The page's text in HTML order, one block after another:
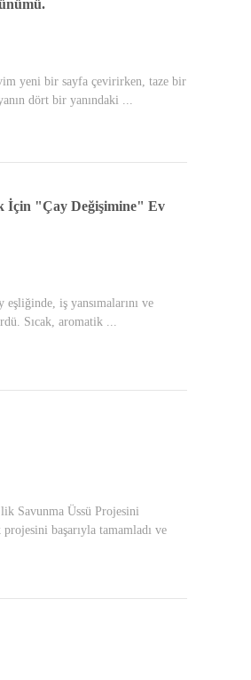
yeni bir sayfa çevirirken, taze bir
dört bir yanındaki ...
İçin "Çay Değişimine" Ev
iş yansımalarını ve
Sıcak, aromatik ...
Savunma Üssü Projesini
başarıyla tamamladı ve